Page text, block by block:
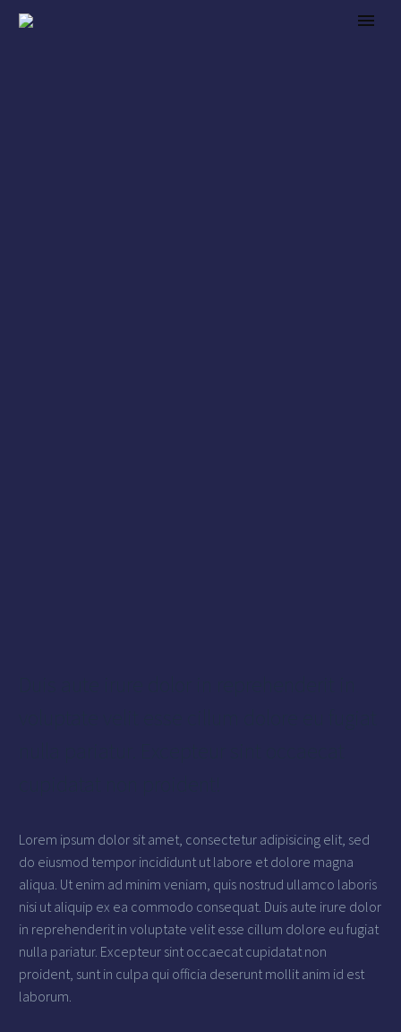
Lorem ipsum dolor sit amet, consectetur adipisicing elit, sed
do eiusmod tempor incididunt ut labore et dolore magna
aliqua. Ut enim ad minim veniam, quis nostrud ullamco laboris
nisi ut aliquip ex ea commodo consequat. Duis aute irure dolor
in reprehenderit in voluptate velit esse cillum dolore eu fugiat
nulla pariatur. Excepteur sint occaecat cupidatat non
proident, sunt in culpa qui officia deserunt mollit anim id est
laborum.